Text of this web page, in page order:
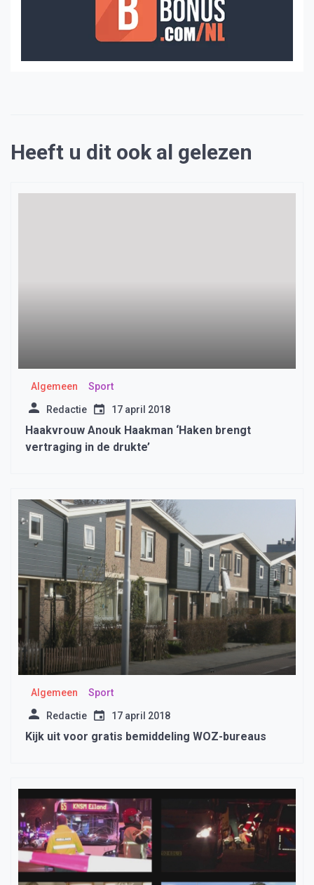
Heeft u dit ook al gelezen
Algemeen Sport
Redactie 17 april 2018
Haakvrouw Anouk Haakman ‘Haken brengt
vertraging in de drukte’
Algemeen Sport
Redactie 17 april 2018
Kijk uit voor gratis bemiddeling WOZ-bureaus